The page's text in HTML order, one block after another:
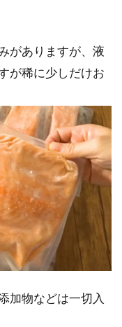
がありますが、液
が稀に少しだけお
加物などは一切入